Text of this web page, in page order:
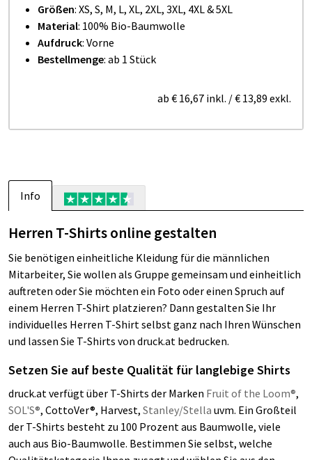
Größen: XS, S, M, L, XL, 2XL, 3XL, 4XL & 5XL
Material: 100% Bio-Baumwolle
Aufdruck: Vorne
Bestellmenge: ab 1 Stück
ab € 16,67 inkl. /€ 13,89 exkl.
Info
Herren T-Shirts online gestalten
Sie benötigen einheitliche Kleidung für die männlichen
Mitarbeiter, Sie wollen als Gruppe gemeinsam und einheitlich
auftreten oder Sie möchten ein Foto oder einen Spruch auf
einem Herren T-Shirt platzieren? Dann gestalten Sie Ihr
individuelles Herren T-Shirt selbst ganz nach Ihren Wünschen
und lassen Sie T-Shirts von druck.at bedrucken.
Setzen Sie auf beste Qualität für langlebige Shirts
druck.at verfügt über T-Shirts der Marken Fruit of the Loom®,
SOL'S®, CottoVer®, Harvest, Stanley/Stella uvm. Ein Großteil
der T-Shirts besteht zu 100 Prozent aus Baumwolle, viele
auch aus Bio-Baumwolle. Bestimmen Sie selbst, welche